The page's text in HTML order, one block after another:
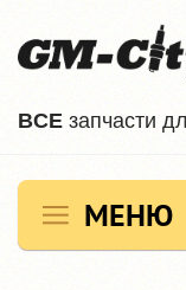
ВCE запчасти
МЕНЮ